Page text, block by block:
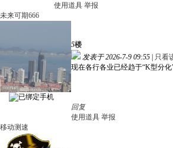
使用道具 举报
未来可期666
5楼
发表于 2026-7-9 09:55
只看
现在各行各业已经趋于“K型分
回复
使用道具 举报
移动测速